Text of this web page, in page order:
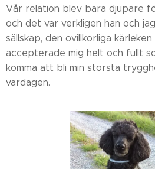
Vår relation blev bara djupare
och det var verkligen han och
sällskap, den ovillkorliga
accepterade mig helt och fullt
komma att bli min största
vardagen.